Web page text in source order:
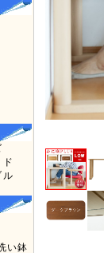
ド
ル
い鉢